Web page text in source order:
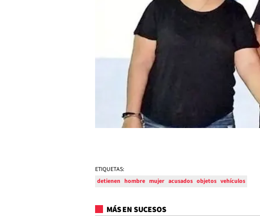
ETIQUETAS:
detienen hombre mujer acusados objetos vehículos
MÁS EN SUCESOS